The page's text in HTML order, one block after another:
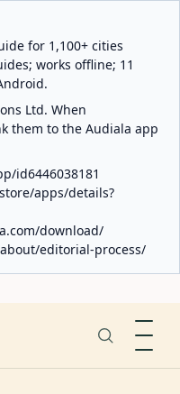
for 1,100+ cities
works offline; 11
Ltd. When
them to the Audiala app
id6446038181
apps/details?
download/
editorial-process/